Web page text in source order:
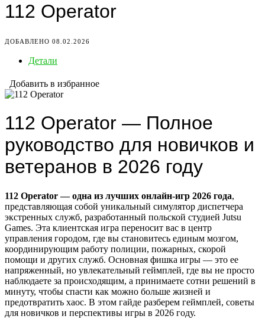
112 Operator
ДОБАВЛЕНО 08.02.2026
Детали
Добавить в избранное
112 Operator — Полное
руководство для новичков и
ветеранов в 2026 году
112 Operator — одна из лучших онлайн-игр 2026 года,
представляющая собой уникальный симулятор диспетчера
экстренных служб, разработанный польской студией Jutsu
Games. Эта клиентская игра переносит вас в центр
управления городом, где вы становитесь единым мозгом,
координирующим работу полиции, пожарных, скорой
помощи и других служб. Основная фишка игры — это ее
напряженный, но увлекательный геймплей, где вы не просто
наблюдаете за происходящим, а принимаете сотни решений в
минуту, чтобы спасти как можно больше жизней и
предотвратить хаос. В этом гайде разберем геймплей, советы
для новичков и перспективы игры в 2026 году.